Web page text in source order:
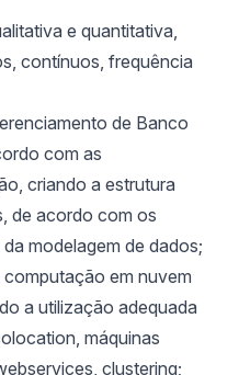
e quantitativa,
contínuos, frequência
de Banco
com as
criando a estrutura
de acordo com os
modelagem de dados;
em nuvem
a utilização adequada
máquinas
clustering;